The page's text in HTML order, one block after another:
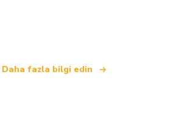
Daha fazla bilgi edin